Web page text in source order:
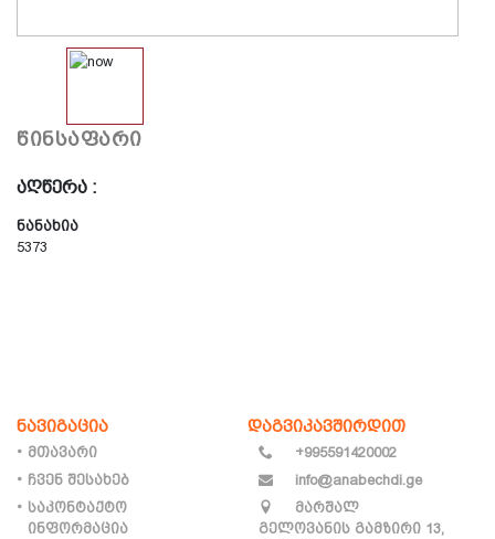
წინსაფარი
აღწერა :
ნანახია
5373
ნავიგაცია
მთავარი
ჩვენ შესახებ
საკონტაქტო
ინფორმაცია
დაგვიკავშირდით
+995591420002
info@anabechdi.ge
მარშალ
გელოვანის გამზირი 13,